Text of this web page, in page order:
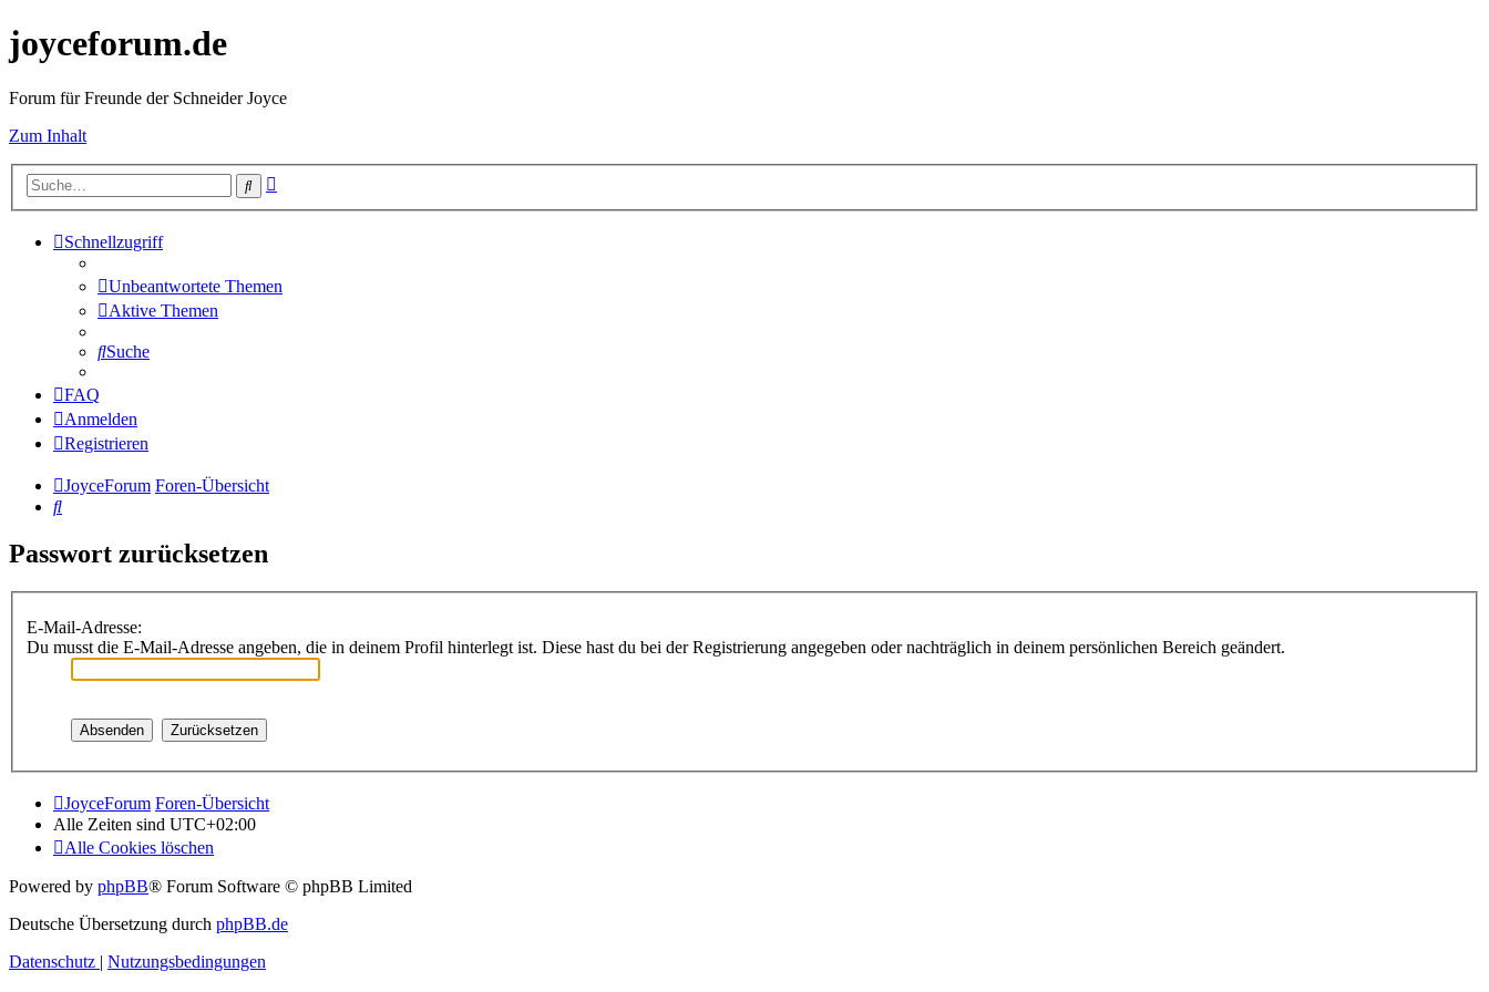
joyceforum.de
Forum für Freunde der Schneider Joyce
Zum Inhalt
Suche
Schnellzugriff
Unbeantwortete Themen
Aktive Themen
Suche
FAQ
Anmelden
Registrieren
JoyceForum Foren-Übersicht
Suche
Passwort zurücksetzen
E-Mail-Adresse:
Du musst die E-Mail-Adresse angeben, die in deinem Profil hinterlegt ist. Diese hast du bei der Registrierung angegeben oder nachträglich in deinem persönlichen Bereich geändert.
JoyceForum Foren-Übersicht
Alle Zeiten sind UTC+02:00
Alle Cookies löschen
Powered by phpBB® Forum Software © phpBB Limited
Deutsche Übersetzung durch phpBB.de
Datenschutz | Nutzungsbedingungen